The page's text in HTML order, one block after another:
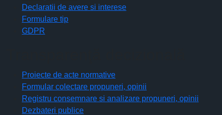
Declaratii de avere si interese
Formulare tip
GDPR
Proiecte de acte normative
Formular colectare propuneri, opinii
Registru consemnare si analizare propuneri, opinii
Dezbateri publice